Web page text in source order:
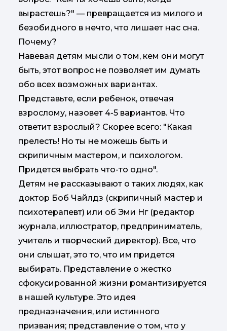
вырастешь?" — превращается из милого и
безобидного в нечто, что лишает нас сна.
Почему?
Навевая детям мысли о том, кем они могут
быть, этот вопрос не позволяет им думать
обо всех возможных вариантах.
Представьте, если ребенок, отвечая
взрослому, назовет 4-5 вариантов. Что
ответит взрослый? Скорее всего: "Какая
прелесть! Но ты не можешь быть и
скрипичным мастером, и психологом.
Придется выбрать что-то одно".
Детям не рассказывают о таких людях, как
доктор Боб Чайлдз (скрипичный мастер и
психотерапевт) или об Эми Нг (редактор
журнала, иллюстратор, предприниматель,
учитель и творческий директор). Все, что
они слышат, это то, что им придется
выбирать. Представление о жестко
сфокусированной жизни романтизируется
в нашей культуре. Это идея
предназначения, или истинного
призвания; представление о том, что у